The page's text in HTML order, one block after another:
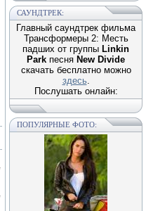
САУНДТРЕК:
Главный саундтрек фильма
Трансформеры 2: Месть
падших от группы Linkin
Park песня New Divide
скачать бесплатно можно
здесь.
Послушать онлайн:
ПОПУЛЯРНЫЕ ФОТО: